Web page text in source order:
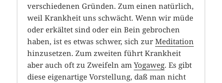
verschiedenen Gründen. Zum einen natürlich,
weil Krankheit uns schwächt. Wenn wir müde
oder erkältet sind oder ein Bein gebrochen
haben, ist es etwas schwer, sich zurMeditation
hinzusetzen. Zum zweiten führt Krankheit
aber auch oft zu Zweifeln amYogaweg. Es gibt
diese eigenartige Vorstellung, daß man nicht